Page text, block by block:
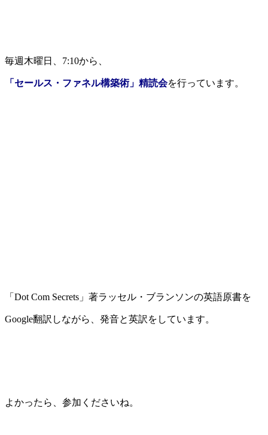
毎週木曜日、7:10から、
「セールス・ファネル構築術」精読会を行っています。
「Dot Com Secrets」著ラッセル・ブランソンの英語原書を
Google翻訳しながら、発音と英訳をしています。
よかったら、参加くださいね。